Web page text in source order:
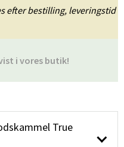
i vores butik!
efter bestilling, leveringstid
True